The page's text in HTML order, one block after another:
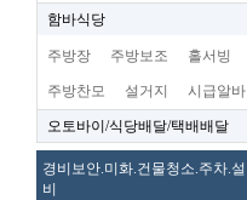
함바식당
주방장 주방보조 홀서빙
주방찬모 설거지 시급알바
오토바이/식당배달/택배배달
경비보안.미화.건물청소.주차.설
비